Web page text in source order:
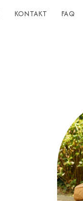
KONTAKT FAQ